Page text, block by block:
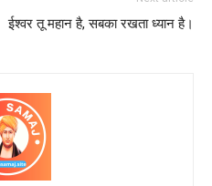
ईश्वर तू महान है, सबका रखता ध्यान है।